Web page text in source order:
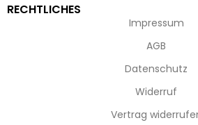
RECHTLICHES
Impressum
AGB
Datenschutz
Widerruf
Vertrag